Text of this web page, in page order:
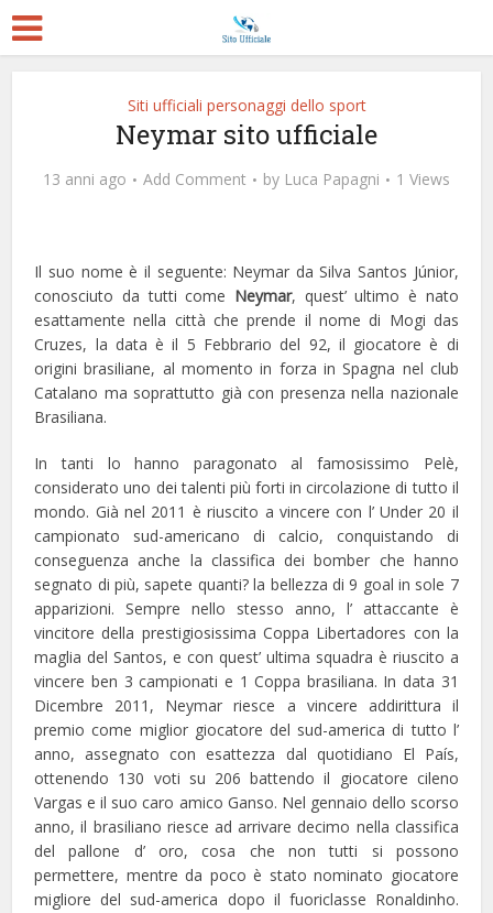
Siti ufficiali personaggi dello sport
Neymar sito ufficiale
13 anni ago Add Comment by Luca Papagni 1 Views
Il suo nome è il seguente: Neymar da Silva Santos Júnior,
conosciuto da tutti come Neymar, quest’ ultimo è nato
esattamente nella città che prende il nome di Mogi das
Cruzes, la data è il 5 Febbrario del 92, il giocatore è di
origini brasiliane, al momento in forza in Spagna nel club
Catalano ma soprattutto già con presenza nella nazionale
Brasiliana.
In tanti lo hanno paragonato al famosissimo Pelè,
considerato uno dei talenti più forti in circolazione di tutto il
mondo. Già nel 2011 è riuscito a vincere con l’ Under 20 il
campionato sud-americano di calcio, conquistando di
conseguenza anche la classifica dei bomber che hanno
segnato di più, sapete quanti? la bellezza di 9 goal in sole 7
apparizioni. Sempre nello stesso anno, l’ attaccante è
vincitore della prestigiosissima Coppa Libertadores con la
maglia del Santos, e con quest’ ultima squadra è riuscito a
vincere ben 3 campionati e 1 Coppa brasiliana. In data 31
Dicembre 2011, Neymar riesce a vincere addirittura il
premio come miglior giocatore del sud-america di tutto l’
anno, assegnato con esattezza dal quotidiano El País,
ottenendo 130 voti su 206 battendo il giocatore cileno
Vargas e il suo caro amico Ganso. Nel gennaio dello scorso
anno, il brasiliano riesce ad arrivare decimo nella classifica
del pallone d’ oro, cosa che non tutti si possono
permettere, mentre da poco è stato nominato giocatore
migliore del sud-america dopo il fuoriclasse Ronaldinho.